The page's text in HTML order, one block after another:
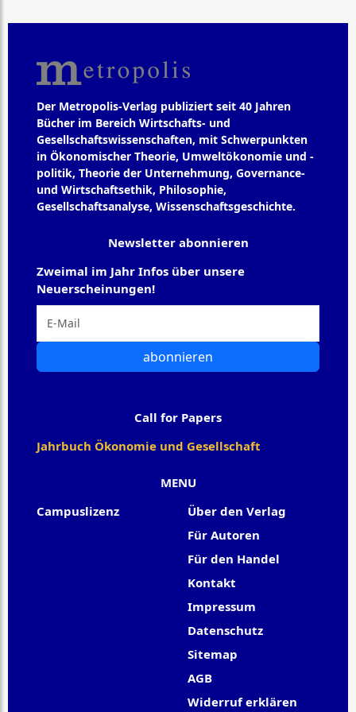
Der Metropolis-Verlag publiziert seit 40 Jahren
Bücher im Bereich Wirtschafts- und
Gesellschaftswissenschaften, mit Schwerpunkten
in Ökonomischer Theorie, Umweltökonomie und -
politik, Theorie der Unternehmung, Governance-
und Wirtschaftsethik, Philosophie,
Gesellschaftsanalyse, Wissenschaftsgeschichte.
MENU
Campuslizenz
Über den Verlag
Für Autoren
Für den Handel
Kontakt
Impressum
Datenschutz
Sitemap
AGB
Widerruf erklären
Newsletter abonnieren
Zweimal im Jahr Infos über unsere
Neuerscheinungen!
abonnieren
Call for Papers
Jahrbuch Ökonomie und Gesellschaft